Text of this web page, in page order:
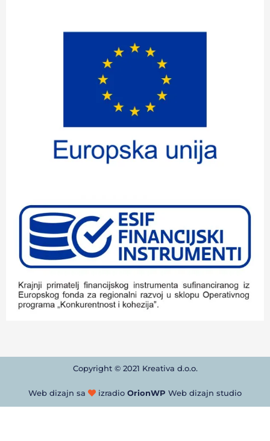
Copyright © 2021 Kreativa d.o.o.
Web dizajn sa izradio OrionWP Web dizajn studio